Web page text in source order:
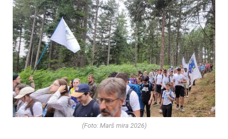
(Foto: Marš mira 2026)